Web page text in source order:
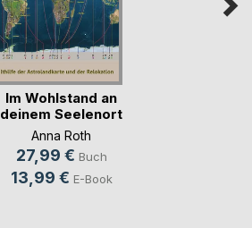
Im Wohlstand an
deinem Seelenort
Anna Roth
27,99 € Buch
13,99 € E-Book